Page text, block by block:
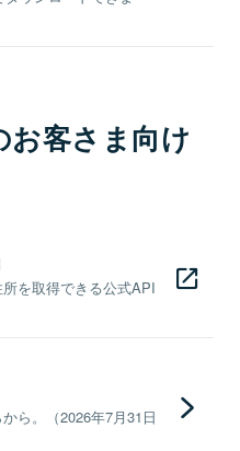
お客さま向け
を取得できる公式API
ら。（2026年7月31日